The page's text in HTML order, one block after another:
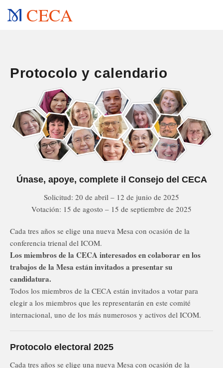
CECA
Protocolo y calendario
Únase, apoye, complete il Consejo del CECA
Solicitud: 20 de abril – 12 de junio de 2025
Votación: 15 de agosto – 15 de septiembre de 2025
Cada tres años se elige una nueva Mesa con ocasión de la
conferencia trienal del ICOM.
Los miembros de la CECA interesados en colaborar en los
trabajos de la Mesa están invitados a presentar su
candidatura.
Todos los miembros de la CECA están invitados a votar para
elegir a los miembros que les representarán en este comité
internacional, uno de los más numerosos y activos del ICOM.
Protocolo electoral 2025
Cada tres años se elige una nueva Mesa con ocasión de la